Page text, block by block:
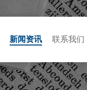
新闻资讯 联系我们